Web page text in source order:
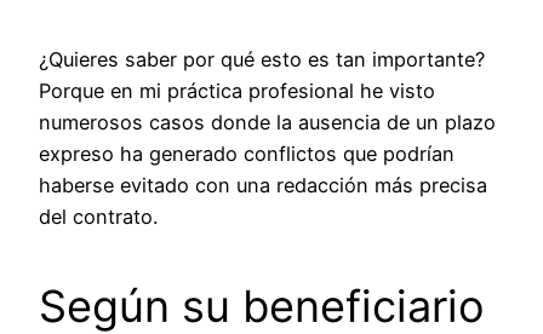
¿Quieres saber por qué esto es tan importante?
Porque en mi práctica profesional he visto
numerosos casos donde la ausencia de un plazo
expreso ha generado conflictos que podrían
haberse evitado con una redacción más precisa
del contrato.
Según su beneficiario